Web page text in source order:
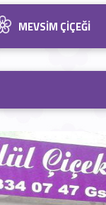
MEVSIM ÇIÇEĞI